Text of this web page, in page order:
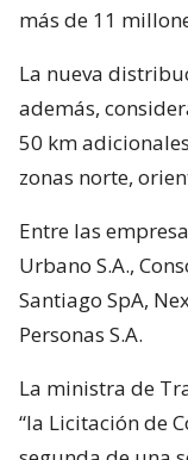
más de 11
La nueva
además,
50 km
zonas norte,
Entre las
Urbano S.A.,
Santiago SpA,
Personas S.A.
La ministra de
“la Licitación de